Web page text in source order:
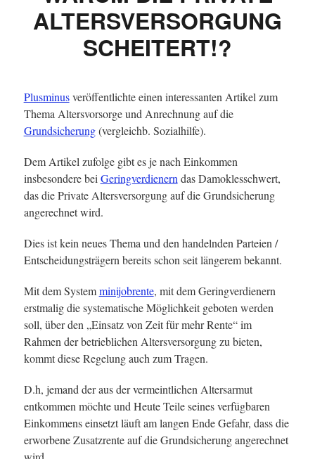
ALTERSVERSORGUNG
SCHEITERT!?
Plusminusveröffentlichte einen interessanten Artikel zum
Thema Altersvorsorge und Anrechnung auf die
Grundsicherung(vergleichb. Sozialhilfe).
Dem Artikel zufolge gibt es je nach Einkommen
insbesondere bei Geringverdienern das Damoklesschwert,
das die Private Altersversorgung auf die Grundsicherung
angerechnet wird.
Dies ist kein neues Thema und den handelnden Parteien /
Entscheidungsträgern bereits schon seit längerem bekannt.
Mit dem Systemminijobrente, mit dem Geringverdienern
erstmalig die systematische Möglichkeit geboten werden
soll, über den „Einsatz von Zeit für mehr Rente“ im
Rahmen der betrieblichen Altersversorgung zu bieten,
kommt diese Regelung auch zum Tragen.
D.h, jemand der aus der vermeintlichen Altersarmut
entkommen möchte und Heute Teile seines verfügbaren
Einkommens einsetzt läuft am langen Ende Gefahr, dass die
erworbene Zusatzrente auf die Grundsicherung angerechnet